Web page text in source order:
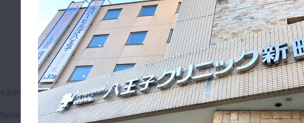
永仁会シーズクリニック 概要
埼玉県所沢市東住吉7-5
西武池袋線・新宿線